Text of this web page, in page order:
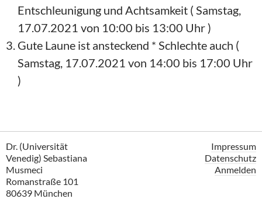
Entschleunigung und Achtsamkeit ( Samstag,
17.07.2021 von 10:00 bis 13:00 Uhr )
Gute Laune ist ansteckend * Schlechte auch (
Samstag, 17.07.2021 von 14:00 bis 17:00 Uhr
)
Dr. (Universität
Venedig) Sebastiana
Musmeci
Romanstraße 101
80639 München
Impressum
Datenschutz
Anmelden